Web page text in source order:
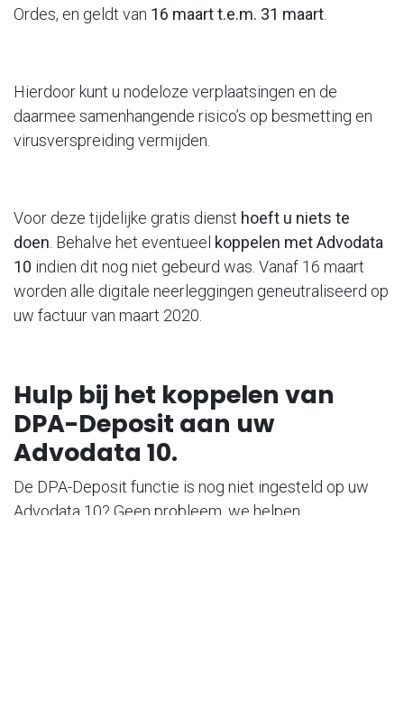
Ordes, en geldt van 16 maart t.e.m. 31 maart
Hierdoor kunt u nodeloze verplaatsingen en de
daarmee samenhangende risico’s op besmetting en
virusverspreiding vermijden.
Voor deze tijdelijke gratis dienst hoeft u niets te
doen . Behalve het eventueel koppelen met Advodata
10 indien dit nog niet gebeurd was. Vanaf 16 maart
worden alle digitale neerleggingen geneutraliseerd op
uw factuur van maart 2020.
Hulp bij het koppelen van
DPA-Deposit aan uw
Advodata 10.
De DPA-Deposit functie is nog niet ingesteld op uw
Advodata 10? Geen probleem, we helpen.